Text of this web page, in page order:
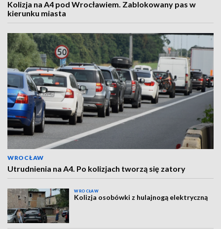
Kolizja na A4 pod Wrocławiem. Zablokowany pas w
kierunku miasta
WROCŁAW
Utrudnienia na A4. Po kolizjach tworzą się zatory
WROCŁAW
Kolizja osobówki z hulajnogą elektryczną